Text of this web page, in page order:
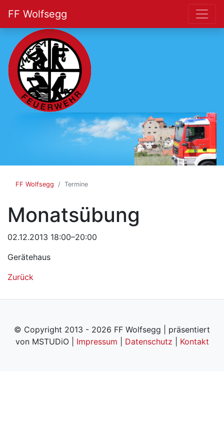
FF Wolfsegg
FF Wolfsegg Termine
Monatsübung
02.12.2013 18:00–20:00
Gerätehaus
Zurück
© Copyright 2013 - 2026 FF Wolfsegg | präsentiert
von MSTUDiO | Impressum Datenschutz Kontakt